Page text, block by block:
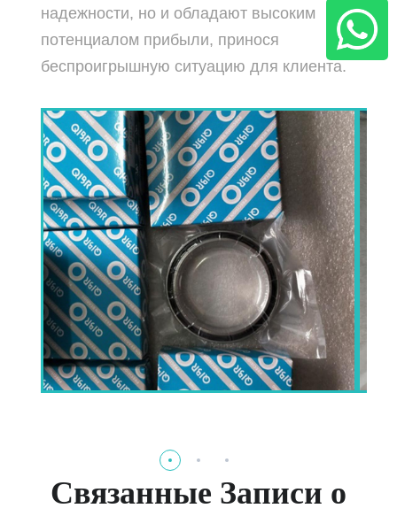
надежности, но и обладают высоким
потенциалом прибыли, принося
беспроигрышную ситуацию для клиента.
Связанные Записи о